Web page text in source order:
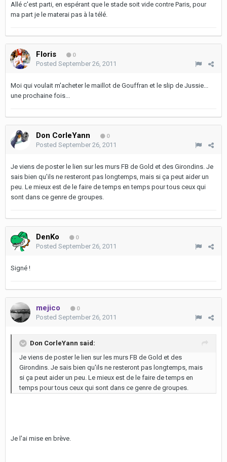
Allé c'est parti, en espérant que le stade soit vide contre Paris, pour
ma part je le materai pas à la télé.
Floris 0
Posted September 26, 2011
Moi qui voulait m'acheter le maillot de Gouffran et le slip de Jussie...
une prochaine fois...
Don CorleYann 0
Posted September 26, 2011
Je viens de poster le lien sur les murs FB de Gold et des Girondins. Je
sais bien qu'ils ne resteront pas longtemps, mais si ça peut aider un
peu. Le mieux est de le faire de temps en temps pour tous ceux qui
sont dans ce genre de groupes.
DenKo 0
Posted September 26, 2011
Signé !
mejico 0
Posted September 26, 2011
Don CorleYann said:
Je viens de poster le lien sur les murs FB de Gold et des
Girondins. Je sais bien qu'ils ne resteront pas longtemps, mais
si ça peut aider un peu. Le mieux est de le faire de temps en
temps pour tous ceux qui sont dans ce genre de groupes.
Je l'ai mise en brève.